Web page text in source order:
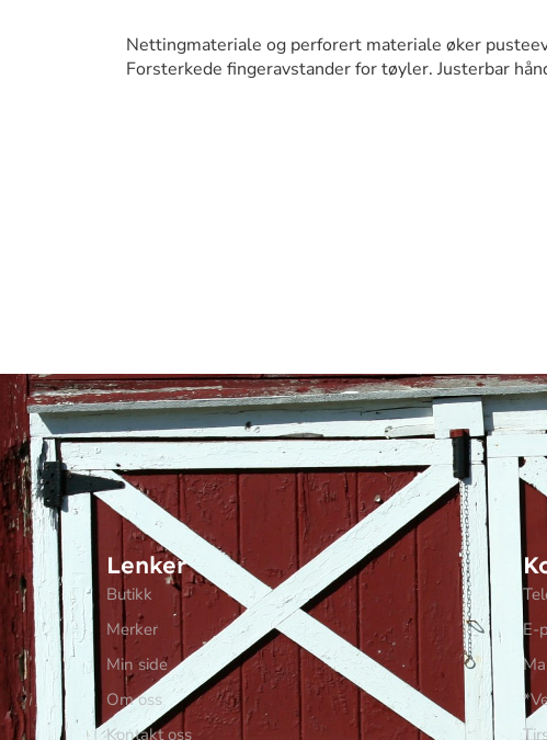
Nettingmateriale og perforert materiale øker
Forsterkede fingeravstander for tøyler. Justerbar
Lenker
Butikk
Merker
Min side
Om oss
Kontakt oss
E-